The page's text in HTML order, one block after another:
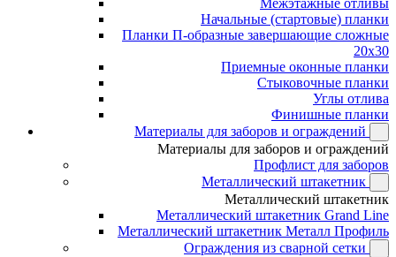
Межэтажные отливы
Начальные (стартовые) планки
Планки П-образные завершающие сложные
20x30
Приемные оконные планки
Стыковочные планки
Углы отлива
Финишные планки
Материалы для заборов и ограждений
Материалы для заборов и ограждений
Профлист для заборов
Металлический штакетник
Металлический штакетник
Металлический штакетник Grand Line
Металлический штакетник Металл Профиль
Ограждения из сварной сетки